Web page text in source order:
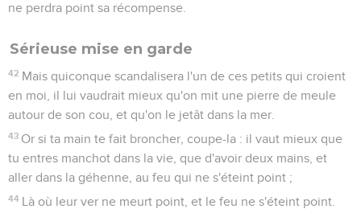
ne perdra point sa récompense.
Sérieuse mise en garde
42 Mais quiconque scandalisera l'un de ces petits qui croient
en moi, il lui vaudrait mieux qu'on mit une pierre de meule
autour de son cou, et qu'on le jetât dans la mer.
43 Or si ta main te fait broncher, coupe-la : il vaut mieux que
tu entres manchot dans la vie, que d'avoir deux mains, et
aller dans la géhenne, au feu qui ne s'éteint point ;
44 Là où leur ver ne meurt point, et le feu ne s'éteint point.